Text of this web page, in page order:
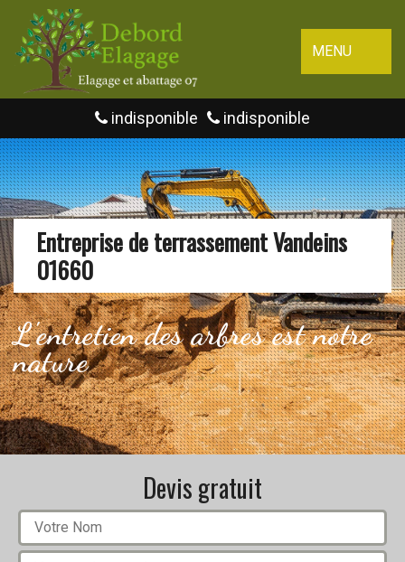
MENU
indisponible indisponible
Entreprise de terrassement Vandeins
01660
L'entretien des arbres est notre
nature
Devis gratuit